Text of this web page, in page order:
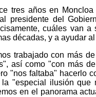
tres años en
presidente del
cuáles van
décadas, y a ayudar
trabajado con más
así como "con más
"nos faltaba" hacerlo
"especial ilusión
en el panorama